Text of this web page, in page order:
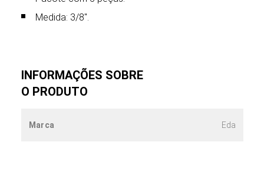
Medida: 3/8".
INFORMAÇÕES SOBRE
O PRODUTO
Marca Eda